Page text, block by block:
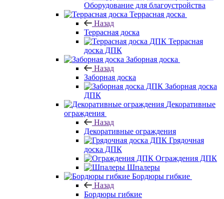
Оборудование для благоустройства
Террасная доска
Назад
Террасная доска
Террасная
доска ДПК
Заборная доска
Назад
Заборная доска
Заборная доска
ДПК
Декоративные
ограждения
Назад
Декоративные ограждения
Грядочная
доска ДПК
Ограждения ДПК
Шпалеры
Бордюры гибкие
Назад
Бордюры гибкие